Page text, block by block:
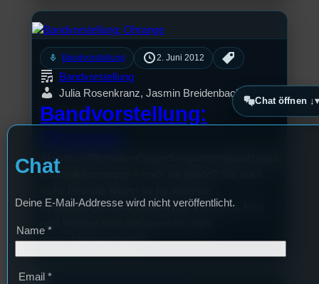
mic Bandvorstellung 2. Juni 2012
Bandvorstellung
Julia Rosenkranz, Jasmin Breidenbach
Bandvorstellung:
AkustischAlternativerSingerSongwriterHippieRegga
eSurffolklezmerpop – noch nie gehört? Wir auch
Regensburger Band OHRANGE interviewt. Hört
www.ohrange-music.tk
Chat öffnen ↓
Chat
Deine E-Mail-Addresse wird nicht veröffentlicht.
Name *
Email *